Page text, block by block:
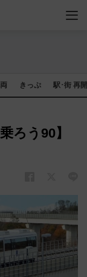
きっぷ 駅･街 再
ろう90】